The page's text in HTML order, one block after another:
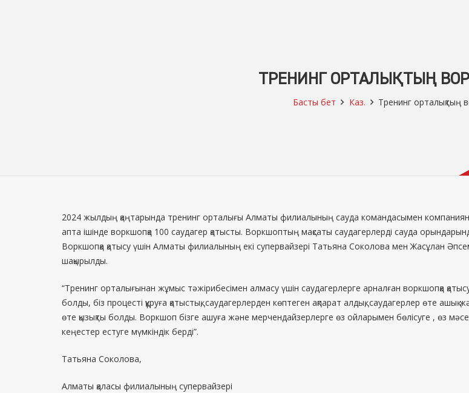
ТРЕНИНГ ОРТАЛЫҚТЫҢ
Басты бет Каз. Тренинг орталықтың
2024 жылдың қаңтарында тренинг орталығы Алматы филиалының сауда командасымен
апта ішінде воркшопқа 100 саудагер қатысты. Воркшоптың мақсаты саудагерлерді сауда
Воркшопқа қатысу үшін Алматы филиалының екі супервайзері Татьяна Соколова мен Жасұлан
шақырылды.
“Тренинг орталығынан жұмыс тәжірибесімен алмасу үшін саудагерлерге арналған воркшопқа
болды, біз процесті құруға қатыстық, саудагерлерден көптеген ақпарат алдық, саудагерлер өте
өте қызықты болды. Воркшоп бізге ашуға және мерчендайзерлерге өз ойларымен бөлісуге , өз
кеңестер естуге мүмкіндік берді”.
Татьяна Соколова,
Алматы қаласы филиалының супервайзері